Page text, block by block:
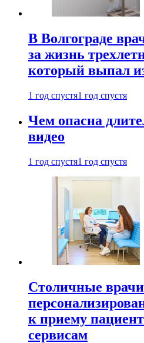
В Волгограде
за жизнь
который выпал
1 год спустя1 год спустя
Чем опасна
видео
1 год спустя1 год спустя
Столичные
к приему
сервисам